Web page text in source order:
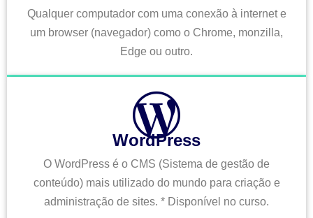
Qualquer computador com uma conexão à internet e
um browser (navegador) como o Chrome, monzilla,
Edge ou outro.
WordPress
O WordPress é o CMS (Sistema de gestão de
conteúdo) mais utilizado do mundo para criação e
administração de sites. * Disponível no curso.